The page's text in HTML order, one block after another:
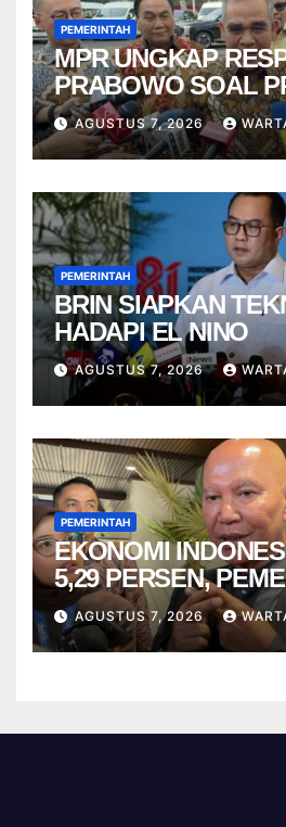
PEMERINTAH
MPR UNGKAP
PRABOWO SOAL
AGUSTUS 7, 2026
PEMERINTAH
BRIN SIAPKAN
HADAPI EL NINO
AGUSTUS 7, 2026
PEMERINTAH
EKONOMI
5,29 PERSEN,
DIMINTA TAK
AGUSTUS 7, 2026